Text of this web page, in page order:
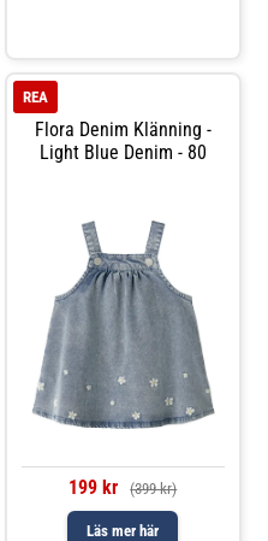
detaljer som gör den
Flora Denim Klänning -
Light Blue Denim - 80
REA
199 kr (399 kr)
Läs mer här